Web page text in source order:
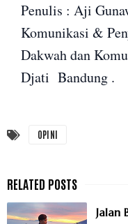
Penulis : Aji
Komunikasi &
Dakwah dan
Djati Bandung .
OPINI
Jalan